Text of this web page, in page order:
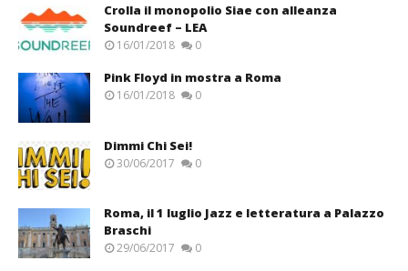
Crolla il monopolio Siae con alleanza
Soundreef – LEA
16/01/2018 0
Pink Floyd in mostra a Roma
16/01/2018 0
Dimmi Chi Sei!
30/06/2017 0
Roma, il 1 luglio Jazz e letteratura a Palazzo
Braschi
29/06/2017 0